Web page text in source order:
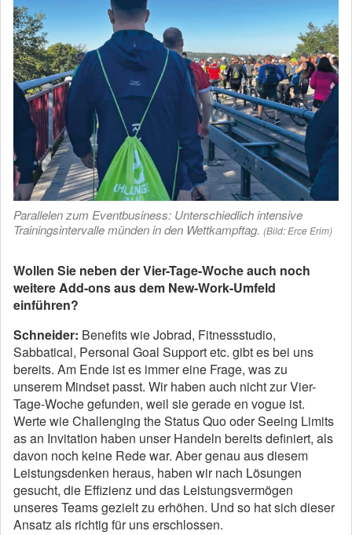
Parallelen zum Eventbusiness: Unterschiedlich intensive
Trainingsintervalle münden in den Wettkampftag. (Bild: Erce Erim)
Wollen Sie neben der Vier-Tage-Woche auch noch
weitere Add-ons aus dem New-Work-Umfeld
einführen?
Schneider: Benefits wie Jobrad, Fitnessstudio,
Sabbatical, Personal Goal Support etc. gibt es bei uns
bereits. Am Ende ist es immer eine Frage, was zu
unserem Mindset passt. Wir haben auch nicht zur Vier-
Tage-Woche gefunden, weil sie gerade en vogue ist.
Werte wie Challenging the Status Quo oder Seeing Limits
as an Invitation haben unser Handeln bereits definiert, als
davon noch keine Rede war. Aber genau aus diesem
Leistungsdenken heraus, haben wir nach Lösungen
gesucht, die Effizienz und das Leistungsvermögen
unseres Teams gezielt zu erhöhen. Und so hat sich dieser
Ansatz als richtig für uns erschlossen.